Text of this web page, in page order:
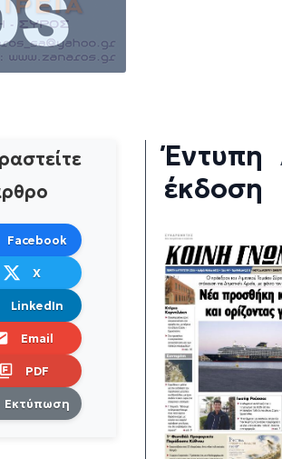
Facebook
X
LinkedIn
Email
PDF
Εκτύπωση
Έντυπη
έκδοση